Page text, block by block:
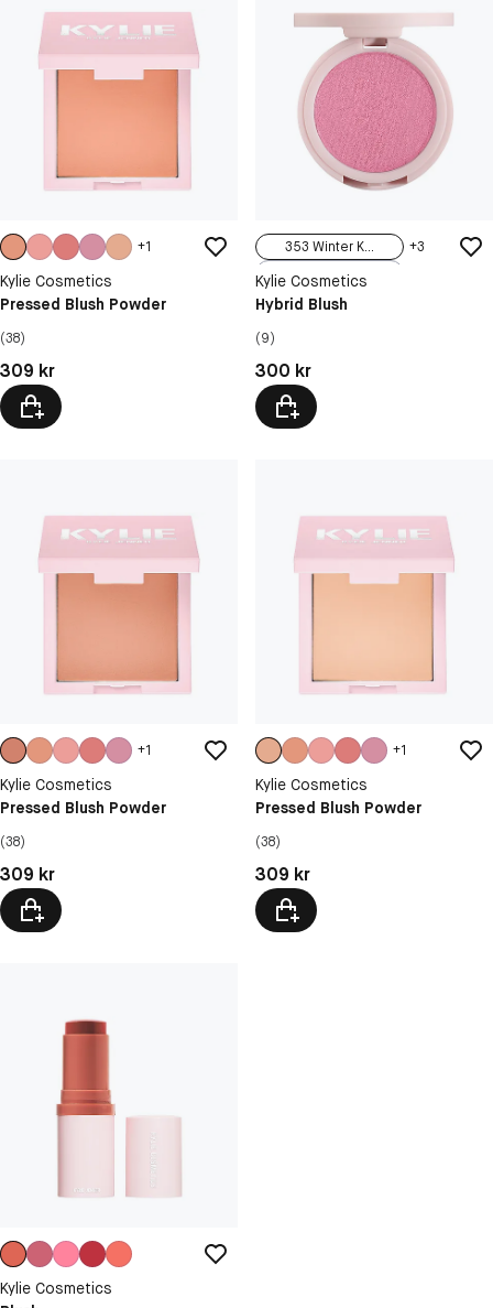
+1
Kylie Cosmetics
Pressed Blush Powder
(38)
Pris: 309 kr
309 kr
353 Winter K...
Cheeky Mood
425 Ladybug
+3
Kylie Cosmetics
Hybrid Blush
(9)
Pris: 300 kr
300 kr
+1
Kylie Cosmetics
Pressed Blush Powder
(38)
Pris: 309 kr
309 kr
+1
Kylie Cosmetics
Pressed Blush Powder
(38)
Pris: 309 kr
309 kr
Kylie Cosmetics